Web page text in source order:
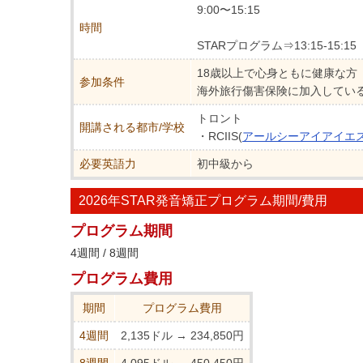
時間
9:00〜15:15
STARプログラム⇒13:15-15:15
参加条件
18歳以上で心身ともに健康な方
海外旅行傷害保険に加入してい
開講される都市/学校
トロント
・RCIIS(アールシーアイアイエ
必要英語力 初中級から
2026年STAR発音矯正プログラム期間/費用
プログラム期間
4週間 / 8週間
プログラム費用
期間 プログラム費用
4週間 2,135ドル → 234,850円